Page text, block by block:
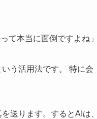
て本当に面倒ですよね」
いう活用法です。 特に会
送ります。するとAIは、